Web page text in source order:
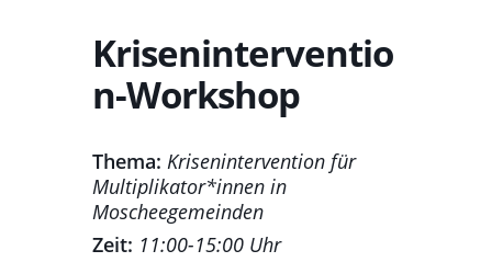
Kriseninterventio
n-Workshop
Thema: Krisenintervention für
Multiplikator*innen in
Moscheegemeinden
Zeit: 11:00-15:00 Uhr